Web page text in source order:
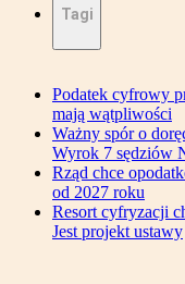
Tagi
Podatek cyfrowy
mają wątpliwości
Ważny spór o
Wyrok 7 sędziów
Rząd chce
od 2027 roku
Resort cyfryzacji
Jest projekt ustawy